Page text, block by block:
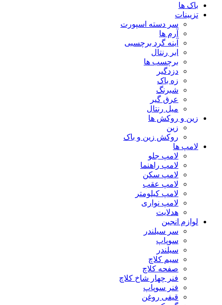
باک ها
تزیینات
سر دسته اسپورت
آرم ها
آینه گرد برچسبی
ابر رنتال
برچسب ها
دزدگیر
زه باک
شبرنگ
عرق گیر
میل رنتال
زین و روکش ها
زین
روکش زین و باک
لامپ ها
لامپ جلو
لامپ راهنما
لامپ سکن
لامپ عقب
لامپ کیلومتر
لامپ نواری
هدلایت
لوازم انجین
سر سیلندر
سوپاپ
سیلندر
سیم کلاچ
صفحه کلاچ
فنر چهار شاخ کلاچ
فنر سوپاپ
قیفی روغن